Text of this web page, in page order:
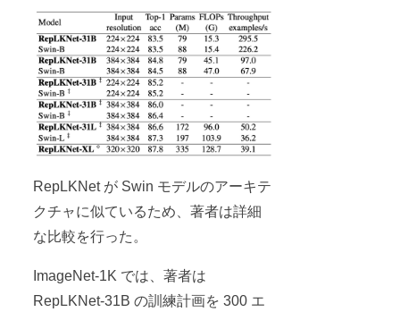
RepLKNet が Swin モデルのアーキテ
クチャに似ているため、著者は詳細
な比較を行った。
ImageNet-1K では、著者は
RepLKNet-31B の訓練計画を 300 エ